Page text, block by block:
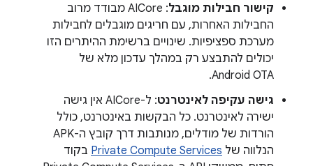
קישור חבילות מוגבל
: AICore מבודד מרוב
החבילות האחרות, עם חריגים מוגבלים לחבילות
מערכת ספציפיות. שינויים ברשימת ההיתרים הזו
יכולים להתבצע רק במהלך עדכון מלא של
Android OTA.
גישה עקיפה לאינטרנט
: ל-AICore אין גישה
ישירה לאינטרנט. כל הבקשות באינטרנט, כולל
הורדות של מודלים, מנותבות דרך קובץ ה-APK
הנלווה של Private Compute Services בקוד